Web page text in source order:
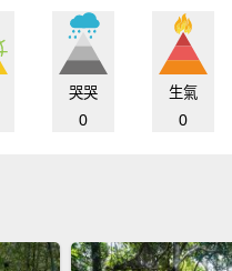
哭哭
0
生氣
0